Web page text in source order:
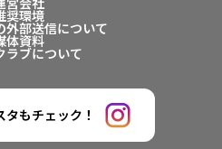
奨環境
外部送信について
体資料
ラブについて
もチェック！